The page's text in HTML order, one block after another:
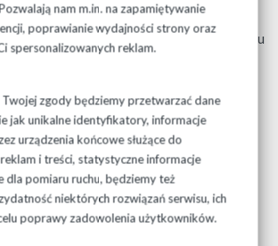
nam m.in. na zapamiętywanie
poprawianie wydajności strony oraz
spersonalizowanych reklam.
zgody będziemy przetwarzać dane
jak unikalne identyfikatory, informacje
urządzenia końcowe służące do
i treści, statystyczne informacje
dla pomiaru ruchu, będziemy też
niektórych rozwiązań serwisu, ich
poprawy zadowolenia użytkowników.
Wypełnij i wyślij formularz.
Tobą w celu umówienia dogodnego terminu
wizyty.
Przejdź do kontaktu